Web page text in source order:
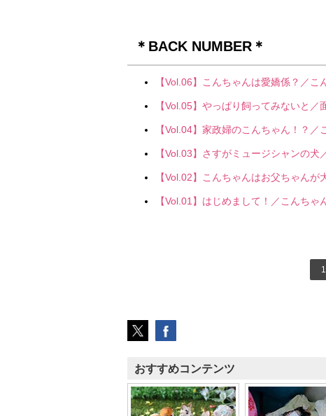
＊BACK NUMBER＊
【Vol.06】こんちゃんは愛嬌係？／こ
【Vol.05】やっぱり飼ってみないと／
【Vol.04】家政婦のこんちゃん！？／
【Vol.03】さすがミュージシャンの
【Vol.02】こんちゃんはお父ちゃん
【Vol.01】はじめまして！／こんちゃ
1
おすすめコンテンツ